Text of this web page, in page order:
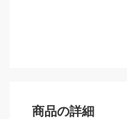
商品の詳細